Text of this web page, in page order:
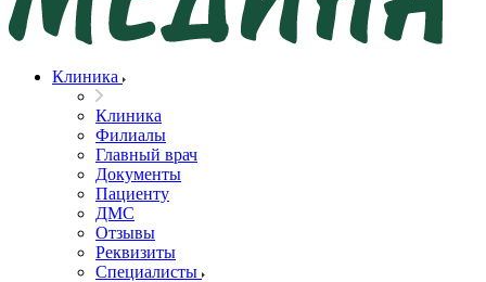
Клиника
Клиника
Филиалы
Главный врач
Документы
Пациенту
ДМС
Отзывы
Реквизиты
Специалисты